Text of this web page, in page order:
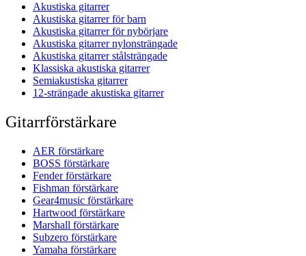
Akustiska gitarrer
Akustiska gitarrer för barn
Akustiska gitarrer för nybörjare
Akustiska gitarrer nylonsträngade
Akustiska gitarrer stålsträngade
Klassiska akustiska gitarrer
Semiakustiska gitarrer
12-strängade akustiska gitarrer
Gitarrförstärkare
AER förstärkare
BOSS förstärkare
Fender förstärkare
Fishman förstärkare
Gear4music förstärkare
Hartwood förstärkare
Marshall förstärkare
Subzero förstärkare
Yamaha förstärkare